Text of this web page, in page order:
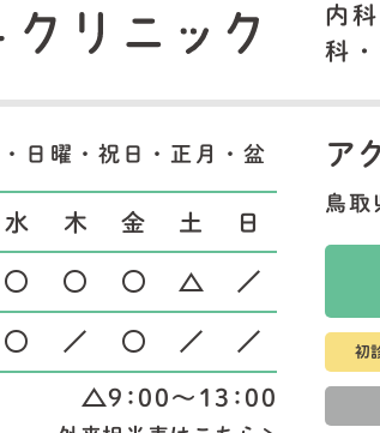
内
科
日曜・祝日・正月・盆
水 木 金 土 日
9：00～13：00
ア
鳥
初